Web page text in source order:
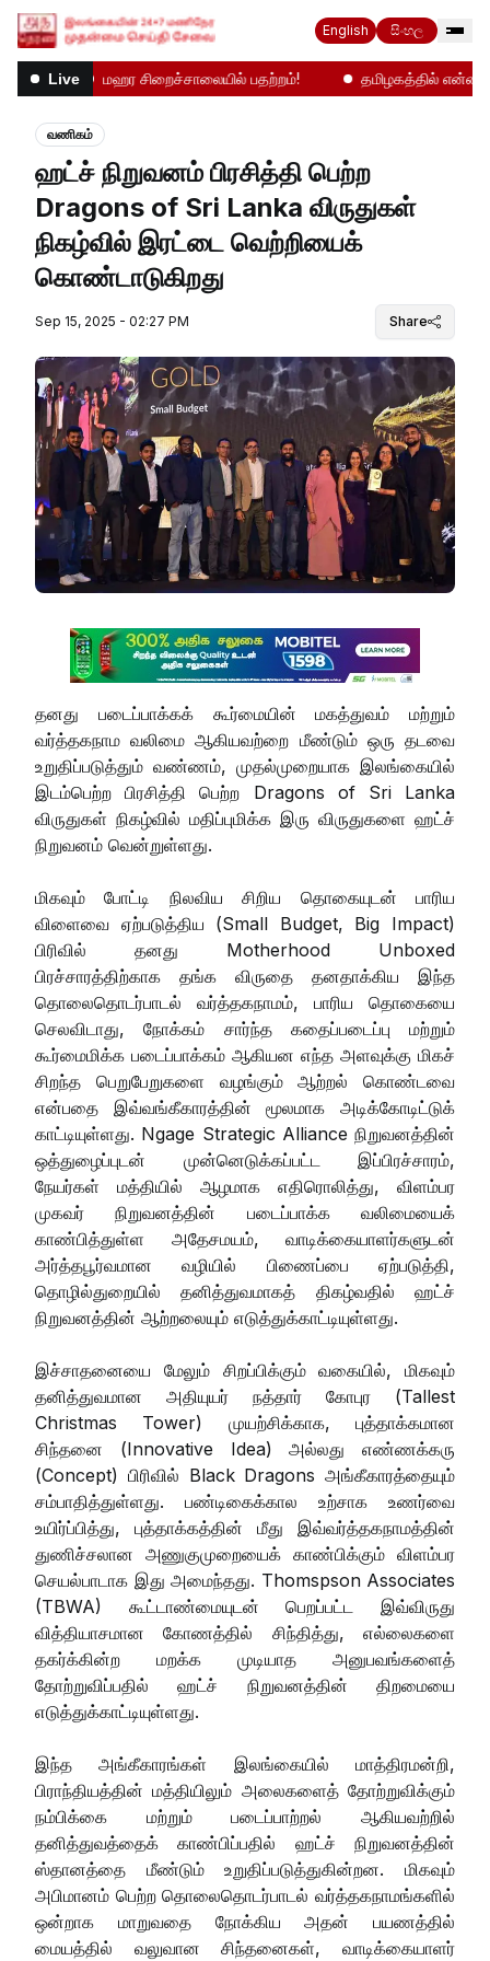
English සිංහල
Live மஹர சிறைச்சாலையில் பதற்றம்! தமிழகத்தில் என்ன
வணிகம்
ஹட்ச் நிறுவனம் பிரசித்தி பெற்ற
Dragons of Sri Lanka விருதுகள்
நிகழ்வில் இரட்டை வெற்றியைக்
கொண்டாடுகிறது
Sep 15, 2025 - 02:27 PM Share
தனது படைப்பாக்கக் கூர்மையின் மகத்துவம் மற்றும்
வர்த்தகநாம வலிமை ஆகியவற்றை மீண்டும் ஒரு தடவை
உறுதிப்படுத்தும் வண்ணம், முதல்முறையாக இலங்கையில்
இடம்பெற்ற பிரசித்தி பெற்ற Dragons of Sri Lanka
விருதுகள் நிகழ்வில் மதிப்புமிக்க இரு விருதுகளை ஹட்ச்
நிறுவனம் வென்றுள்ளது.
மிகவும் போட்டி நிலவிய சிறிய தொகையுடன் பாரிய
விளைவை ஏற்படுத்திய (Small Budget, Big Impact)
பிரிவில் தனது Motherhood Unboxed
பிரச்சாரத்திற்காக தங்க விருதை தனதாக்கிய இந்த
தொலைதொடர்பாடல் வர்த்தகநாமம், பாரிய தொகையை
செலவிடாது, நோக்கம் சார்ந்த கதைப்படைப்பு மற்றும்
கூர்மைமிக்க படைப்பாக்கம் ஆகியன எந்த அளவுக்கு மிகச்
சிறந்த பெறுபேறுகளை வழங்கும் ஆற்றல் கொண்டவை
என்பதை இவ்வங்கீகாரத்தின் மூலமாக அடிக்கோடிட்டுக்
காட்டியுள்ளது. Ngage Strategic Alliance நிறுவனத்தின்
ஒத்துழைப்புடன் முன்னெடுக்கப்பட்ட இப்பிரச்சாரம்,
நேயர்கள் மத்தியில் ஆழமாக எதிரொலித்து, விளம்பர
முகவர் நிறுவனத்தின் படைப்பாக்க வலிமையைக்
காண்பித்துள்ள அதேசமயம், வாடிக்கையாளர்களுடன்
அர்த்தபூர்வமான வழியில் பிணைப்பை ஏற்படுத்தி,
தொழில்துறையில் தனித்துவமாகத் திகழ்வதில் ஹட்ச்
நிறுவனத்தின் ஆற்றலையும் எடுத்துக்காட்டியுள்ளது.
இச்சாதனையை மேலும் சிறப்பிக்கும் வகையில், மிகவும்
தனித்துவமான அதியுயர் நத்தார் கோபுர (Tallest
Christmas Tower) முயற்சிக்காக, புத்தாக்கமான
சிந்தனை (Innovative Idea) அல்லது எண்ணக்கரு
(Concept) பிரிவில் Black Dragons அங்கீகாரத்தையும்
சம்பாதித்துள்ளது. பண்டிகைக்கால உற்சாக உணர்வை
உயிர்ப்பித்து, புத்தாக்கத்தின் மீது இவ்வர்த்தகநாமத்தின்
துணிச்சலான அணுகுமுறையைக் காண்பிக்கும் விளம்பர
செயல்பாடாக இது அமைந்தது. Thomspson Associates
(TBWA) கூட்டாண்மையுடன் பெறப்பட்ட இவ்விருது
வித்தியாசமான கோணத்தில் சிந்தித்து, எல்லைகளை
தகர்க்கின்ற மறக்க முடியாத அனுபவங்களைத்
தோற்றுவிப்பதில் ஹட்ச் நிறுவனத்தின் திறமையை
எடுத்துக்காட்டியுள்ளது.
இந்த அங்கீகாரங்கள் இலங்கையில் மாத்திரமன்றி,
பிராந்தியத்தின் மத்தியிலும் அலைகளைத் தோற்றுவிக்கும்
நம்பிக்கை மற்றும் படைப்பாற்றல் ஆகியவற்றில்
தனித்துவத்தைக் காண்பிப்பதில் ஹட்ச் நிறுவனத்தின்
ஸ்தானத்தை மீண்டும் உறுதிப்படுத்துகின்றன. மிகவும்
அபிமானம் பெற்ற தொலைதொடர்பாடல் வர்த்தகநாமங்களில்
ஒன்றாக மாறுவதை நோக்கிய அதன் பயணத்தில்
மையத்தில் வலுவான சிந்தனைகள், வாடிக்கையாளர்